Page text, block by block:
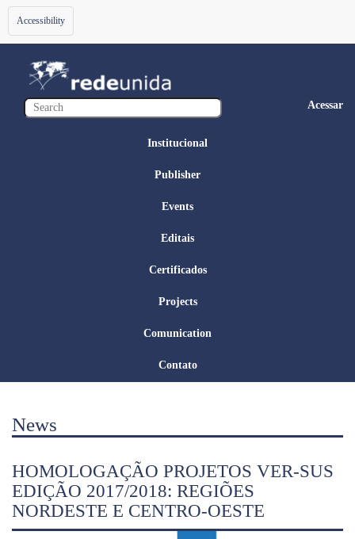
Toggle
navigation
Accessibility
Acessar
Institucional
Publisher
Events
Editais
Certificados
Projects
Comunication
Contato
News
HOMOLOGAÇÃO PROJETOS VER-SUS
EDIÇÃO 2017/2018: REGIÕES
NORDESTE E CENTRO-OESTE